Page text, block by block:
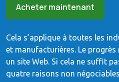
Acheter maintenant
Cela s’applique à toutes les
et manufacturières. Le
un site Web. Si cela ne suffit
quatre raisons non